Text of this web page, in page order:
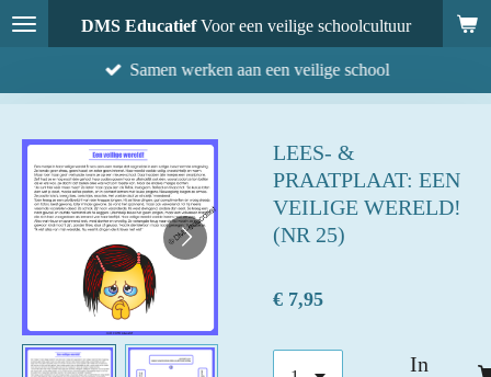
Ga
direct
DMS EducatiefVoor een veilige schoolcultuur
Samen werken aan een veilige school
LEES- &
PRAATPLAAT: EEN
VEILIGE WERELD!
(NR 25)
€ 7,95
In